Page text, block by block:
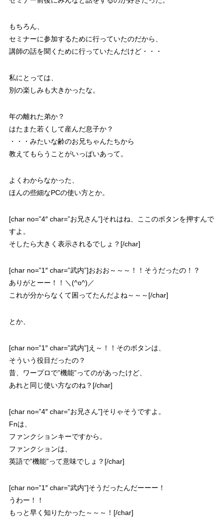
もちろん、
セミナーに参加するために行っていたのだから、
講師の話を聞くために行っていたんだけど・・・
私にとっては、
別の楽しみも大きかったな。
年の離れた弟か？
はたまた若くして産んだ息子か？
・・・みたいな齢のお兄ちゃんたちから
教えてもらうことがいっぱいあって。
よくわからなかった、
ほんの些細なPCの使い方とか。
[char no=”4″ char=”お兄さん”]それはね、ここのボタンを押すんで
すよ。
そしたら大きく表示されるでしょ？[/char]
[char no=”1″ char=”武内”]おおお～～～！！そうだったの！？
ありがとーー！！＼(^o^)／
これが分からなくて困ってたんだよね～～～[/char]
とか、
[char no=”1″ char=”武内”]え～！！そのボタンは、
そういう役目だったの？
昔、ワープロで”機能”ってのがあったけど、
あれと同じ使い方なのね？[/char]
[char no=”4″ char=”お兄さん”]そりゃそうですよ。
Fnは、
ファンクションキーですから。
ファンクションは、
英語で”機能”って意味でしょ？[/char]
[char no=”1″ char=”武内”]そうだったんだーーー！
うわー！！
もっと早く知りたかった～～～！[/char]